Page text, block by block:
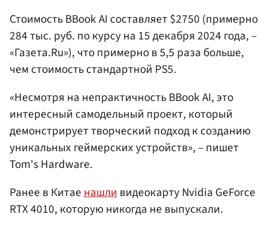
Стоимость BBook AI составляет $2750 (примерно
284 тыс. руб. по курсу на 15 декабря 2024 года, –
«Газета.Ru»), что примерно в 5,5 раза больше,
чем стоимость стандартной PS5.
«Несмотря на непрактичность BBook AI, это
интересный самодельный проект, который
демонстрирует творческий подход к созданию
уникальных геймерских устройств», – пишет
Tom's Hardware.
Ранее в Китаенашливидеокарту Nvidia GeForce
RTX 4010, которую никогда не выпускали.